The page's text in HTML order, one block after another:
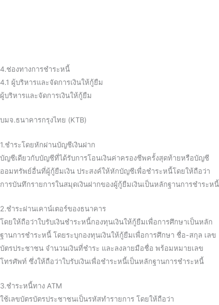
4.ช่องทางการชำระหนี้
4.1 ผู้บริหารและจัดการเงินให้กู้ยืม
ผู้บริหารและจัดการเงินให้กู้ยืม
บมจ.ธนาคารกรุงไทย (KTB)
1.ชำระโดยหักผ่านบัญชีเงินฝาก
บัญชีเดียวกับบัญชีที่ได้รับการโอนเงินค่าครองชีพครั้งสุดท้ายหรือบัญชี
ออมทรัพย์อื่นที่ผู้กู้ยืมเงิน ประสงค์ให้หักบัญชีเพื่อชำระหนี้โดยให้ถือว่า
การบันทึกรายการในสมุดเงินฝากของผู้กู้ยืมเงินเป็นหลักฐานการชำระหนี้
2.ชำระผ่านเคาน์เตอร์ของธนาคาร
โดยให้ถือว่าใบรับเงินชำระหนี้กองทุนเงินให้กู้ยืมเพื่อการศึกษาเป็นหลัก
ฐานการชำระหนี้ โดยระบุกองทุนเงินให้กู้ยืมเพื่อการศึกษา ชื่อ-สกุล เลข
บัตรประชาชน จำนวนเงินที่ชำระ และลงลายมือชื่อ พร้อมหมายเลข
โทรศัพท์ ซึ่งให้ถือว่าใบรับเงินเพื่อชำระหนี้เป็นหลักฐานการชำระหนี้
3.ชำระหนี้ทาง ATM
ใช้เลขบัตรบัตรประชาชนเป็นรหัสทำรายการ โดยให้ถือว่า